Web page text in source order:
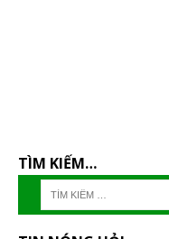
TÌM KIẾM…